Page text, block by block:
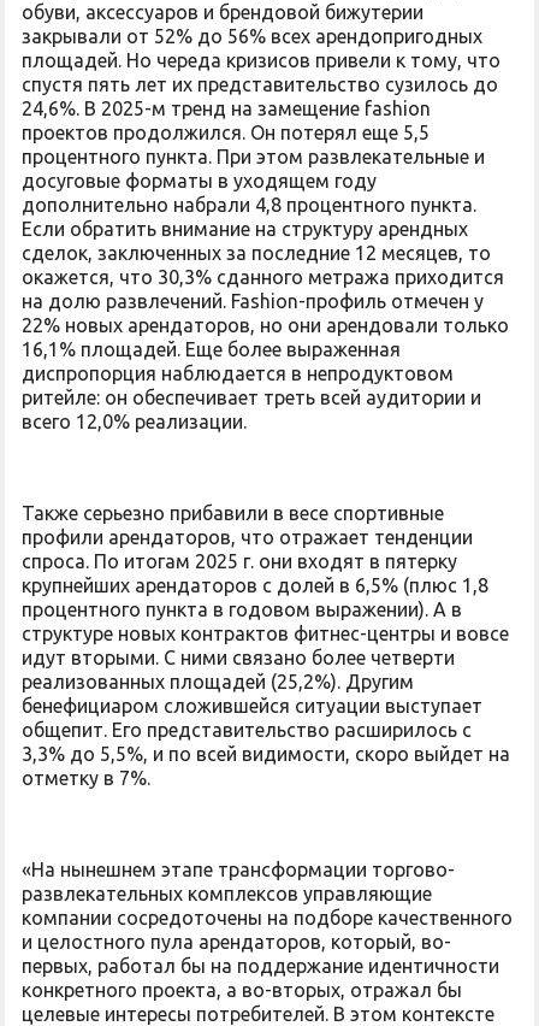
обуви, аксессуаров и брендовой бижутерии
закрывали от 52% до 56% всех арендопригодных
площадей. Но череда кризисов привели к тому, что
спустя пять лет их представительство сузилось до
24,6%. В 2025-м тренд на замещение fashion
проектов продолжился. Он потерял еще 5,5
процентного пункта. При этом развлекательные и
досуговые форматы в уходящем году
дополнительно набрали 4,8 процентного пункта.
Если обратить внимание на структуру арендных
сделок, заключенных за последние 12 месяцев, то
окажется, что 30,3% сданного метража приходится
на долю развлечений. Fashion-профиль отмечен у
22% новых арендаторов, но они арендовали только
16,1% площадей. Еще более выраженная
диспропорция наблюдается в непродуктовом
ритейле: он обеспечивает треть всей аудитории и
всего 12,0% реализации.
Также серьезно прибавили в весе спортивные
профили арендаторов, что отражает тенденции
спроса. По итогам 2025 г. они входят в пятерку
крупнейших арендаторов с долей в 6,5% (плюс 1,8
процентного пункта в годовом выражении). А в
структуре новых контрактов фитнес-центры и вовсе
идут вторыми. С ними связано более четверти
реализованных площадей (25,2%). Другим
бенефициаром сложившейся ситуации выступает
общепит. Его представительство расширилось с
3,3% до 5,5%, и по всей видимости, скоро выйдет на
отметку в 7%.
«На нынешнем этапе трансформации торгово-
развлекательных комплексов управляющие
компании сосредоточены на подборе качественного
и целостного пула арендаторов, который, во-
первых, работал бы на поддержание идентичности
конкретного проекта, а во-вторых, отражал бы
целевые интересы потребителей. В этом контексте